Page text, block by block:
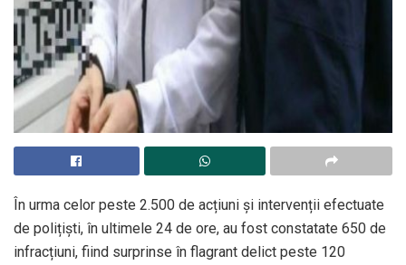
În urma celor peste 2.500 de acțiuni și intervenții efectuate
de polițiști, în ultimele 24 de ore, au fost constatate 650 de
infracțiuni, fiind surprinse în flagrant delict peste 120